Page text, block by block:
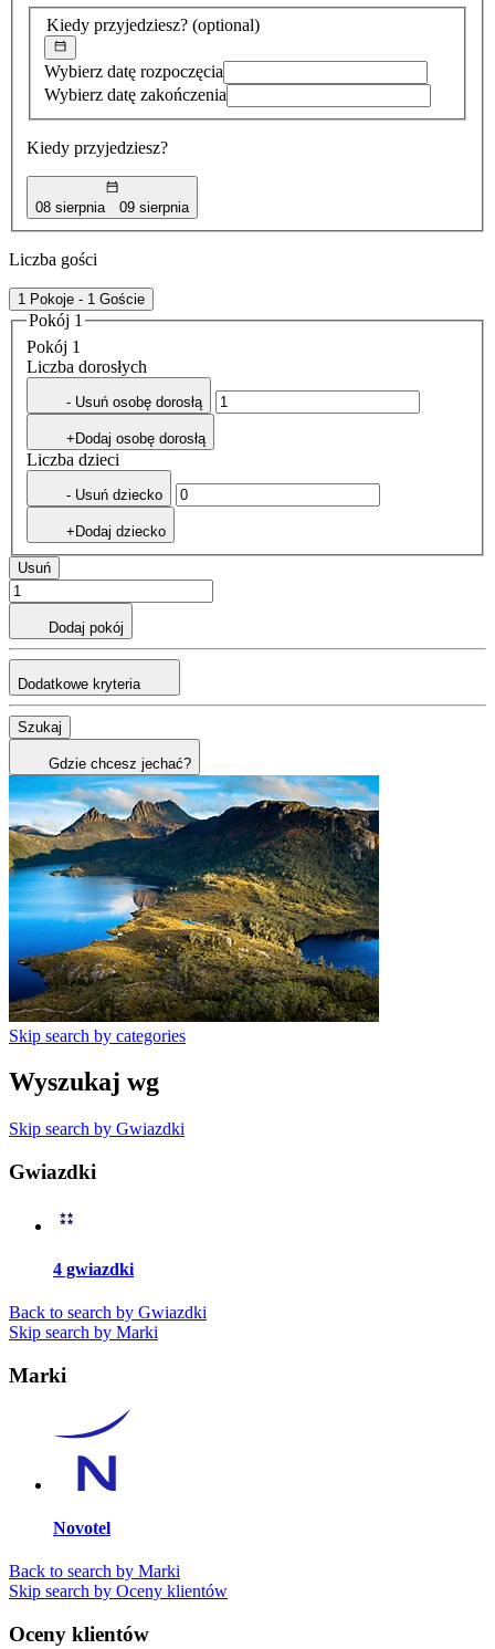
znaleziona
Kiedy przyjedziesz? (optional)
Wybierz datę rozpoczęcia
Wybierz datę zakończenia
Kiedy przyjedziesz?
08 sierpnia 09 sierpnia
Liczba gości
1 Pokoje - 1 Goście
Pokój 1
Pokój 1
Liczba dorosłych
- Usuń osobę dorosłą
+Dodaj osobę dorosłą
Liczba dzieci
- Usuń dziecko
+Dodaj dziecko
Usuń
Dodaj pokój
Dodatkowe kryteria
Szukaj
Gdzie chcesz jechać?
Skip search by categories
Wyszukaj wg
Skip search by Gwiazdki
Gwiazdki
4 gwiazdki
Back to search by Gwiazdki
Skip search by Marki
Marki
Novotel
Back to search by Marki
Skip search by Oceny klientów
Oceny klientów